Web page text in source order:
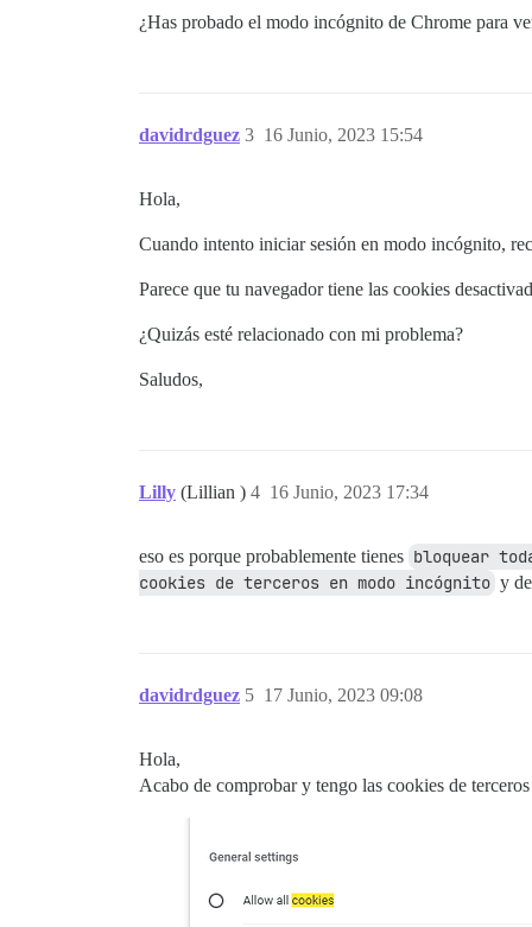
¿Has probado el modo incógnito de Chrome para
davidrdguez 16 Junio, 2023 15:54
3
Hola,
Cuando intento iniciar sesión en modo incógnito,
Parece que tu navegador tiene las cookies
¿Quizás esté relacionado con mi problema?
Saludos,
Lilly (Lillian ) 16 Junio, 2023 17:34
4
eso es porque probablemente tienes bloquear
cookies de terceros en modo incógnito y
davidrdguez 17 Junio, 2023 09:08
5
Hola,
Acabo de comprobar y tengo las cookies de